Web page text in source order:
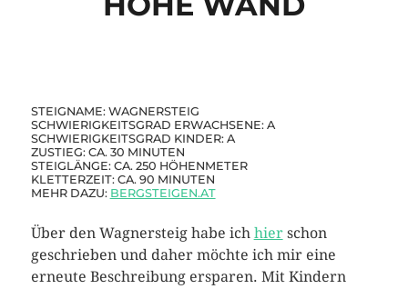
STEIGNAME: WAGNERSTEIG
SCHWIERIGKEITSGRAD ERWACHSENE: A
SCHWIERIGKEITSGRAD KINDER: A
ZUSTIEG: CA. 30 MINUTEN
STEIGLÄNGE: CA. 250 HÖHENMETER
KLETTERZEIT: CA. 90 MINUTEN
MEHR DAZU: BERGSTEIGEN.AT
Über den Wagnersteig habe ich hierschon
geschrieben und daher möchte ich mir eine
erneute Beschreibung ersparen. Mit Kindern